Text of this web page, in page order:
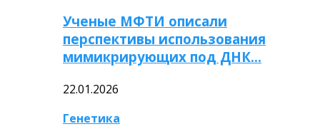
Ученые МФТИ описали
перспективы использования
мимикрирующих под ДНК…
22.01.2026
Генетика